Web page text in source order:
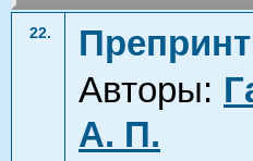
22.
Авторы:
А. П.